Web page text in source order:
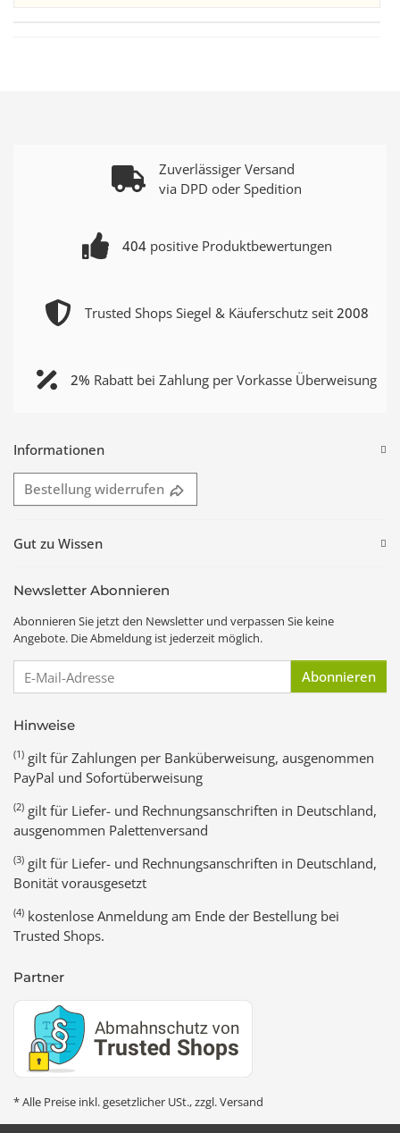
Zuverlässiger Versand
via DPD oder Spedition
404positive Produktbewertungen
Trusted Shops Siegel & Käuferschutz seit 2008
2% Rabatt bei Zahlung per Vorkasse Überweisung
Informationen
Bestellung widerrufen
Gut zu Wissen
Newsletter Abonnieren
Abonnieren Sie jetzt den Newsletter und verpassen Sie keine
Angebote. Die Abmeldung ist jederzeit möglich.
E-Mail-Adresse Abonnieren
Hinweise
(1) gilt für Zahlungen per Banküberweisung, ausgenommen
PayPal und Sofortüberweisung
(2) gilt für Liefer- und Rechnungsanschriften in Deutschland,
ausgenommen Palettenversand
(3) gilt für Liefer- und Rechnungsanschriften in Deutschland,
Bonität vorausgesetzt
(4) kostenlose Anmeldung am Ende der Bestellung bei
Trusted Shops.
Partner
* Alle Preise inkl. gesetzlicher USt., zzgl.Versand